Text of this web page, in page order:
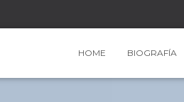
HOME BIOGRAFÍA